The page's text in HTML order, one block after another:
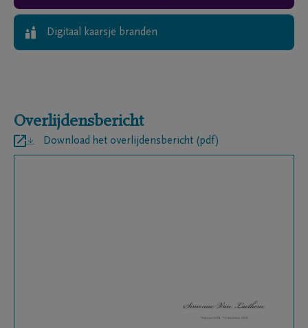
Digitaal kaarsje branden
Overlijdensbericht
Download het overlijdensbericht (pdf)